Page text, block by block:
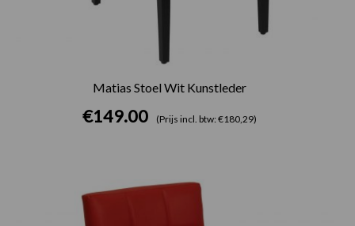
Matias Stoel Wit Kunstleder
€149.00 (Prijs incl. btw: €180,29)